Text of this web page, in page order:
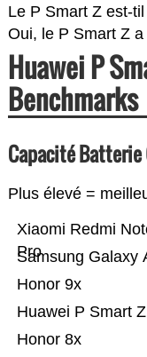
Le P Smart Z est-
Oui, le P Smart Z
Huawei P
Benchmarks
Capacité Batterie
Plus élevé =
Honor 8x
Huawei P Smart Z
Honor 9x
Samsung Galaxy
Xiaomi Redmi
Pro